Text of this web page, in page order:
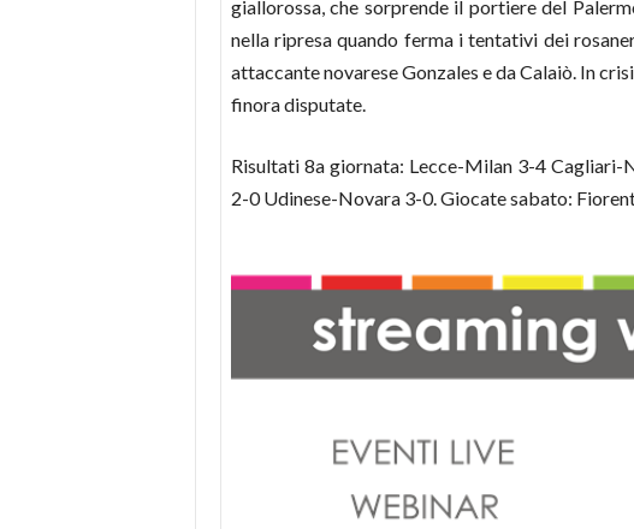
giallorossa, che sorprende il portiere del
nella ripresa quando ferma i tentativi dei
attaccante novarese Gonzales e da Calaiò. In
finora disputate.
Risultati 8a giornata: Lecce-Milan 3-4 Cagliari-
2-0 Udinese-Novara 3-0. Giocate sabato: